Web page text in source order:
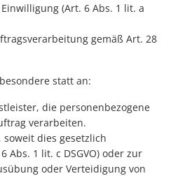
(Art. 6 Abs. 1 lit. a
gemäß Art. 28
statt an:
die personenbezogene
verarbeiten.
dies gesetzlich
Abs. 1 lit. c DSGVO) oder zur
oder Verteidigung von